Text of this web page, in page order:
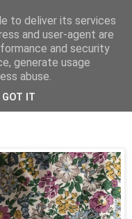
to deliver its services
and user-agent are
and security
generate usage
abuse.
GOT IT